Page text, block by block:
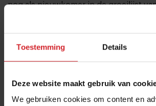
Toestemming Details
Deze website maakt gebruik van
We gebruiken cookies om content en
nog als nieuwkomer in de groeilijst
de snelle groei van koffiezaken,
Multiscope in een recente